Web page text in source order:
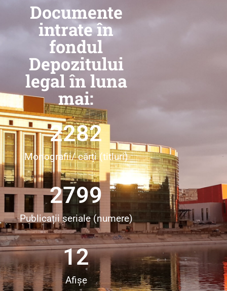
Documente
intrate în
fondul
Depozitului
legal în luna
mai:
Monografii/ cărți (titluri)
2282
Publicații seriale (numere)
2799
Afișe
12